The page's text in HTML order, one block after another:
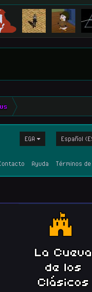
EGA Español
Ayuda Términos
La Cueva
de los
Clásicos